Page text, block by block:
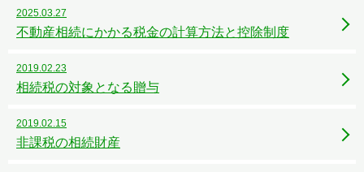
2025.03.27
不動産相続にかかる税金の計算方法と控除制度
2019.02.23
相続税の対象となる贈与
2019.02.15
非課税の相続財産